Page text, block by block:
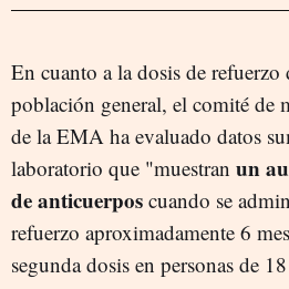
En cuanto a la dosis de refuerzo
población general, el comité de
de la EMA ha evaluado datos
laboratorio que "muestran un
de anticuerpos cuando se
refuerzo aproximadamente 6
segunda dosis en personas de